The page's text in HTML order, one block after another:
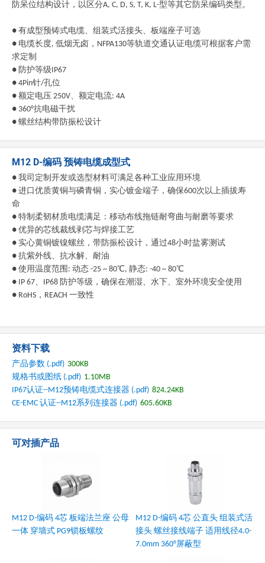
防呆位结构设计，以区分A, C, D, S, T, K, L-型等其它防呆编码类型。
● 有成型预铸式电缆、组装式活接头、板端座子可选
● 电缆长度, 低烟无卤， NFPA130等轨道交通认证电缆可根据客户需
求定制
● 防护等级IP67
● 4Pin针/孔位
● 额定电压 250V、额定电流: 4A
● 360°抗电磁干扰
● 螺丝结构带防振松设计
M12 D-编码 预铸电缆成型式
● 我司定制开发或选型材料可满足各种工业应用环境
● 进口优质黄铜与磷青铜，实心镀金端子，确保600次以上插拔寿
命
● 特制柔韧材质电缆满足：移动布线拖链耐弯曲与耐磨等要求
● 优异的芯线裁线剥芯与焊接工艺
● 实心黄铜镀镍螺丝，带防振松设计，通过48小时盐雾测试
● 抗紫外线、抗水解、耐油
● 使用温度范围: 动态 -25 ~ 80℃, 静态: -40 ~ 80℃
● IP 67、IP68 防护等级，确保在潮湿、水下、室外环境安全使用
● RoHS，REACH 一致性
资料下载
产品参数 (.pdf) 300KB
规格书或图纸 (.pdf) 1.10MB
IP67认证--M12预铸电缆式连接器 (.pdf) 824.24KB
CE-EMC 认证--M12系列连接器 (.pdf) 605.60KB
可对插产品
M12 D-编码 4芯 板端法兰座 公母
一体 穿墙式 PG9锁板螺纹
M12 D-编码 4芯 公直头 组装式活
接头 螺丝接线端子 适用线径4.0-
7.0mm 360°屏蔽型